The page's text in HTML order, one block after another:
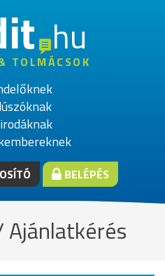
hu
TOLMÁCSOK
BELÉPÉS